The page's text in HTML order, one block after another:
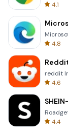
4.1
4.8
reddit
4.6
4.4